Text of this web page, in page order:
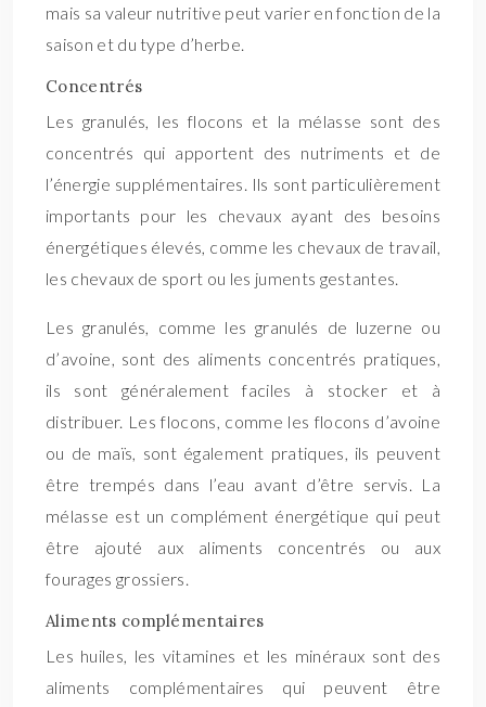
mais sa valeur nutritive peut varier en fonction de la
saison et du type d’herbe.
Concentrés
Les granulés, les flocons et la mélasse sont des
concentrés qui apportent des nutriments et de
l’énergie supplémentaires. Ils sont particulièrement
importants pour les chevaux ayant des besoins
énergétiques élevés, comme les chevaux de travail,
les chevaux de sport ou les juments gestantes.
Les granulés, comme les granulés de luzerne ou
d’avoine, sont des aliments concentrés pratiques,
ils sont généralement faciles à stocker et à
distribuer. Les flocons, comme les flocons d’avoine
ou de maïs, sont également pratiques, ils peuvent
être trempés dans l’eau avant d’être servis. La
mélasse est un complément énergétique qui peut
être ajouté aux aliments concentrés ou aux
fourages grossiers.
Aliments complémentaires
Les huiles, les vitamines et les minéraux sont des
aliments complémentaires qui peuvent être